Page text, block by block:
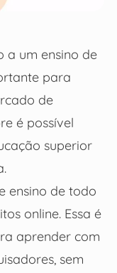
a um ensino de
para
de
é possível
superior
ensino de todo
online. Essa é
aprender com
sem